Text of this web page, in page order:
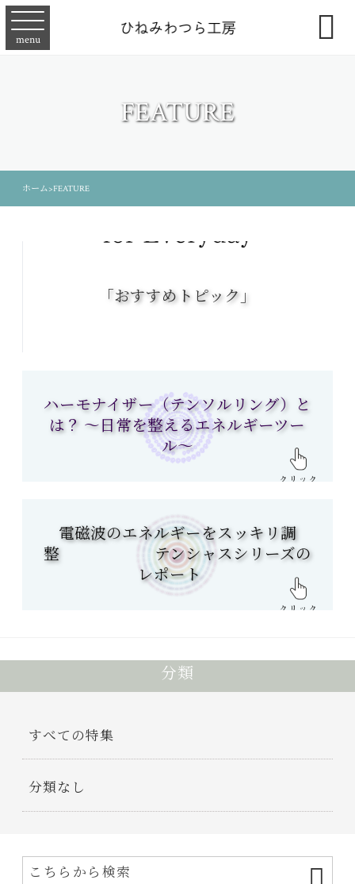
menu 
FEATURE
ホーム>FEATURE
「おすすめトピック」
ハーモナイザー（テンソルリング）と
は？ 〜日常を整えるエネルギーツー
ル〜
電磁波のエネルギーをスッキリ調
整 テンシャスシリーズの
レポート
分類
すべての特集
分類なし